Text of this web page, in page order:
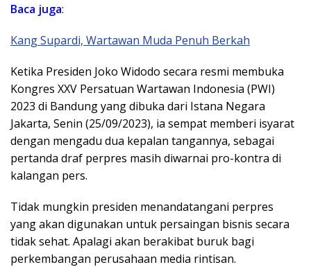
Baca juga:
Kang Supardi, Wartawan Muda Penuh Berkah
Ketika Presiden Joko Widodo secara resmi membuka
Kongres XXV Persatuan Wartawan Indonesia (PWI)
2023 di Bandung yang dibuka dari Istana Negara
Jakarta, Senin (25/09/2023), ia sempat memberi isyarat
dengan mengadu dua kepalan tangannya, sebagai
pertanda draf perpres masih diwarnai pro-kontra di
kalangan pers.
Tidak mungkin presiden menandatangani perpres
yang akan digunakan untuk persaingan bisnis secara
tidak sehat. Apalagi akan berakibat buruk bagi
perkembangan perusahaan media rintisan.